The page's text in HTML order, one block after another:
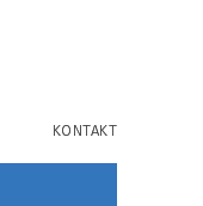
KONTAKT